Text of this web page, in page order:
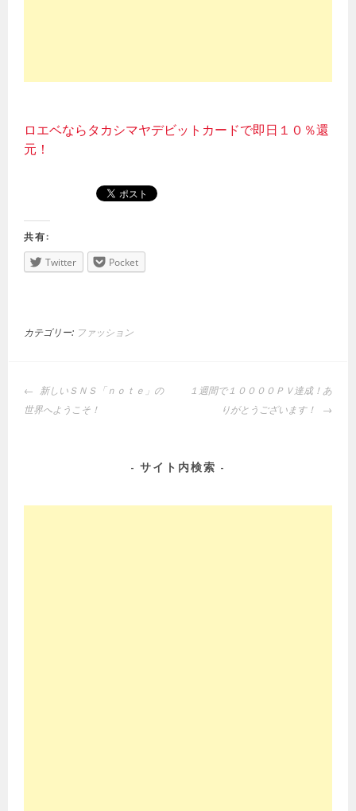
ロエベならタカシマヤデビットカードで即日１０％還
元！
共有:
Twitter
Pocket
カテゴリー: ファッション
投
稿
シ
新しいＳＮＳ「ｎｏｔｅ」の
世界へようこそ！
１週間で１００００ＰＶ達成！あ
りがとうございます！
サイト内検索